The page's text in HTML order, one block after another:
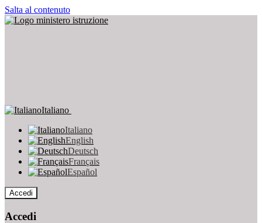
Salta al contenuto
Italiano
Italiano
English
Deutsch
Français
Español
Accedi
Accedi